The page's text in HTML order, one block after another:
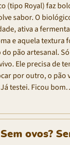
(tipo Royal) faz
sabor. O
ativa a
e aquela textura
pão artesanal.
Ele precisa de
por outro, o pão
testei. Ficou
ovos?